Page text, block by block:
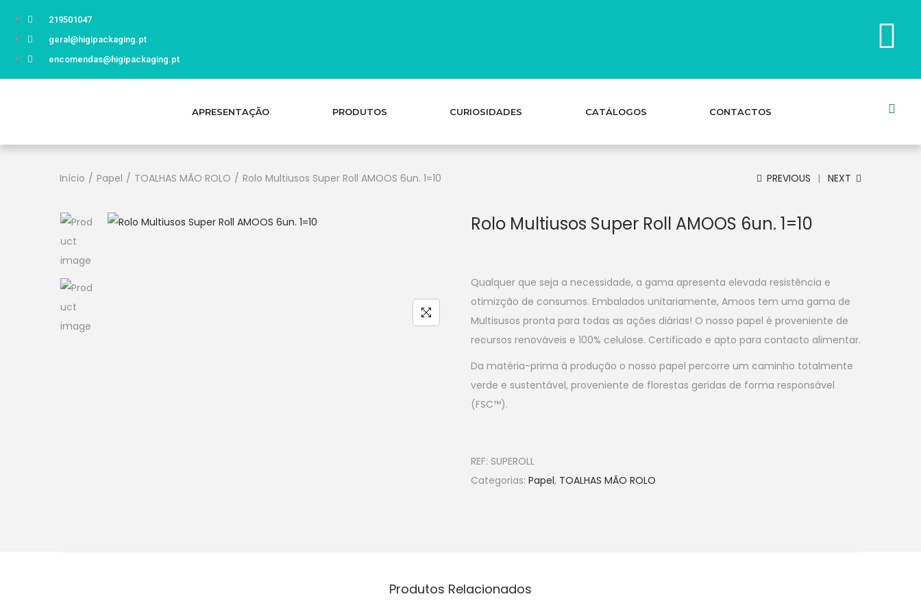
219501047
geral@higipackaging.pt
encomendas@higipackaging.pt
APRESENTAÇÃO PRODUTOS CURIOSIDADES CATÁLOGOS CONTACTOS
Início / Papel / TOALHAS MÃO ROLO / Rolo Multiusos Super Roll AMOOS 6un. 1=10 PREVIOUS NEXT
Rolo Multiusos Super Roll AMOOS 6un. 1=10
Qualquer que seja a necessidade, a gama apresenta elevada resistência e
otimizção de consumos. Embalados unitariamente, Amoos tem uma gama de
Multisusos pronta para todas as ações diárias! O nosso papel é proveniente de
recursos renováveis e 100% celulose. Certificado e apto para contacto alimentar.
Da matéria-prima à produção o nosso papel percorre um caminho totalmente
verde e sustentável, proveniente de florestas geridas de forma responsável
(FSC™).
REF: SUPEROLL
Categorias: Papel, TOALHAS MÃO ROLO
Produtos Relacionados